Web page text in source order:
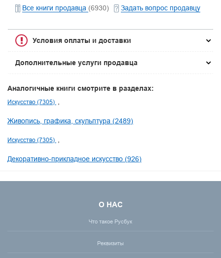
Все книги продавца (6930) Задать вопрос продавцу
Условия оплаты и доставки
Дополнительные услуги продавца
Аналогичные книги смотрите в разделах:
Искусство (7305)
Живопись, графика, скульптура (2489)
Искусство (7305)
Декоративно-прикладное искусство (926)
О НАС
Что такое Русбук
Реквизиты